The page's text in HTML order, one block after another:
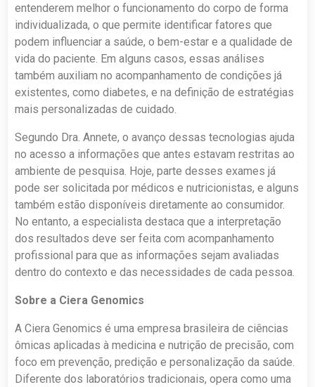
entenderem melhor o funcionamento do corpo de forma
individualizada, o que permite identificar fatores que
podem influenciar a saúde, o bem-estar e a qualidade de
vida do paciente. Em alguns casos, essas análises
também auxiliam no acompanhamento de condições já
existentes, como diabetes, e na definição de estratégias
mais personalizadas de cuidado.
Segundo Dra. Annete, o avanço dessas tecnologias ajuda
no acesso a informações que antes estavam restritas ao
ambiente de pesquisa. Hoje, parte desses exames já
pode ser solicitada por médicos e nutricionistas, e alguns
também estão disponíveis diretamente ao consumidor.
No entanto, a especialista destaca que a interpretação
dos resultados deve ser feita com acompanhamento
profissional para que as informações sejam avaliadas
dentro do contexto e das necessidades de cada pessoa.
Sobre a Ciera Genomics
A Ciera Genomics é uma empresa brasileira de ciências
ômicas aplicadas à medicina e nutrição de precisão, com
foco em prevenção, predição e personalização da saúde.
Diferente dos laboratórios tradicionais, opera como uma